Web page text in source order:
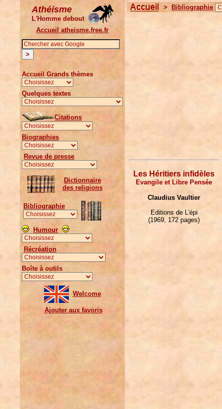
Athéisme
L'Homme debout
Accueil atheisme.free.fr
Accueil Grands thèmes
Quelques textes
Citations
Biographies
Revue de presse
Dictionnaire
des religions
Bibliographie
Humour
Récréation
Boîte à outils
Welcome
Ajouter aux favoris
> Bibliographie
Les Héritiers infidèles
Evangile et Libre Pensée
Claudius Vaultier
Editions de L'épi
(1969, 172 pages)